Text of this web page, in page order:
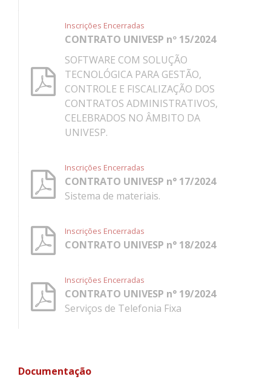
Inscrições Encerradas
CONTRATO UNIVESP nº 15/2024
SOFTWARE COM SOLUÇÃO
TECNOLÓGICA PARA GESTÃO,
CONTROLE E FISCALIZAÇÃO DOS
CONTRATOS ADMINISTRATIVOS,
CELEBRADOS NO ÂMBITO DA
UNIVESP.
Inscrições Encerradas
CONTRATO UNIVESP n° 17/2024
Sistema de materiais.
Inscrições Encerradas
CONTRATO UNIVESP n° 18/2024
Inscrições Encerradas
CONTRATO UNIVESP n° 19/2024
Serviços de Telefonia Fixa
Documentação